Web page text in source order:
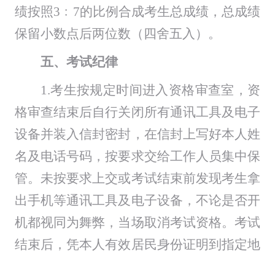
绩按照3 ﹕ 7的比例合成考生总成绩， 总成绩
保留小数点后两位数 （ 四舍五入 ） 。
五、 考试纪律
1.考生按规定时间进入 资格审查室， 资
格审查结束后自行关闭所有通讯工具及电子
设备并装入信封密封，在信封上写好本人姓
名及 电话号码 ，按要求交给工作人员集中保
管。未按要求上交或考试结束前发现考生拿
出手机等通讯工具及电子设备，不论是否开
机都视同为舞弊，当场取消考试资格。考试
结束后，凭本人有效居民身份证明到指定地